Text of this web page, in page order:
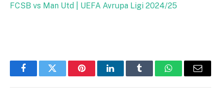
FCSB vs Man Utd | UEFA Avrupa Ligi 2024/25
FacebookTwitter PinterestLinkedInTumblr WhatsAppEmail